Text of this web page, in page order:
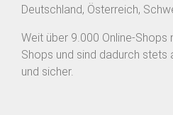
Deutschland, Österreich,
Weit über 9.000 Online-
Shops und sind dadurch stets
und sicher.